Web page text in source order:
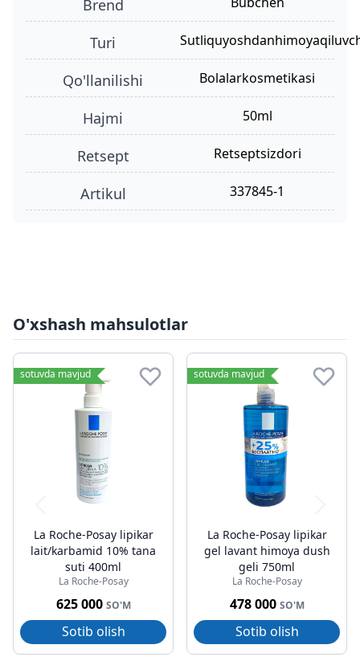
Brend
turi
qo'llanilishi bolalarkosmetikasi
hajmi 50ml
retsept retseptsizdori
Artikul 337845-1
O'xshash mahsulotlar
sotuvda mavjud
La Roche-Posay lipikar
lait/karbamid 10% tana
suti 400ml
La Roche-Posay
625 000 SO'M
Sotib olish
sotuvda mavjud
La Roche-Posay lipikar
gel lavant himoya dush
geli 750ml
La Roche-Posay
478 000 SO'M
Sotib olish